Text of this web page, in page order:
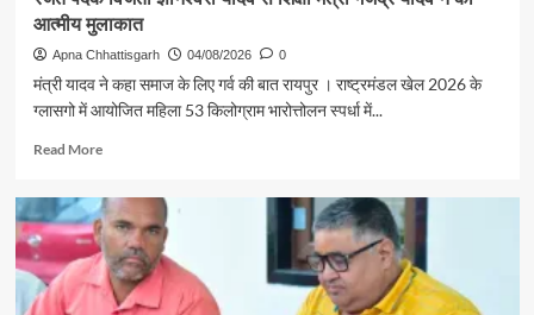
भारत
गौरव
से
रामलला
के
दर्शन
के
लिए
रवाना
आत्मीय मुलाकात
Apna Chhattisgarh 04/08/2026 0
मंत्री यादव ने कहा समाज के लिए गर्व की बात रायपुर । राष्ट्रमंडल खेल 2026 के
ग्लासगो में आयोजित महिला 53 किलोग्राम भारोत्तोलन स्पर्धा में...
Read MoreRead
रजत
पदक
विजेता
ज्ञानेश्वरी
यादव